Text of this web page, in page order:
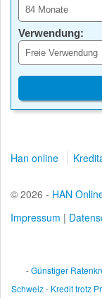
Verwendung:
Han online
© 2026 - HAN
Impressum |
-Günstiger
Schweiz- Kredit trotz